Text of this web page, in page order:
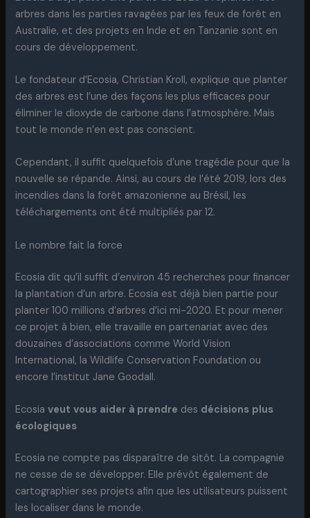
arbres dans les parties ravagées par les feux de forêt en
Australie, et des projets en Inde et en Tanzanie sont en
cours de développement.
Le fondateur d’Ecosia, Christian Kroll, explique que planter
des arbres est l’une des façons les plus efficaces pour
éliminer le dioxyde de carbone dans l’atmosphère. Mais
tout le monde n’en est pas conscient.
Cependant, il suffit quelquefois d’une tragédie pour que la
nouvelle se répande. Ainsi, au cours de l’été 2019, lors des
incendies dans la forêt amazonienne au Brésil, les
téléchargements ont été multipliés par 12.
Le nombre fait la force
Ecosia dit qu’il suffit d’environ 45 recherches pour financer
la plantation d’un arbre. Ecosia est déjà bien partie pour
planter 100 millions d’arbres d’ici mi-2020. Et pour mener
ce projet à bien, elle travaille en partenariat avec des
douzaines d’associations comme World Vision
International, la Wildlife Conservation Foundation ou
encore l’institut Jane Goodall.
Ecosiaveut vous aider à prendre des décisions plus
écologiques
Ecosia ne compte pas disparaître de sitôt. La compagnie
ne cesse de se développer. Elle prévôt également de
cartographier ses projets afin que les utilisateurs puissent
les localiser dans le monde.